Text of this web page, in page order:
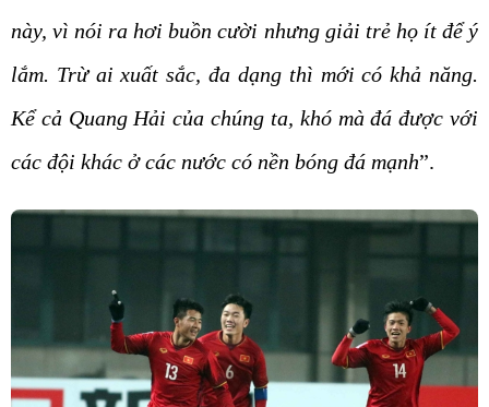
này, vì nói ra hơi buồn cười nhưng giải trẻ họ ít để ý
lắm. Trừ ai xuất sắc, đa dạng thì mới có khả năng.
Kể cả Quang Hải của chúng ta, khó mà đá được với
các đội khác ở các nước có nền bóng đá mạnh”.